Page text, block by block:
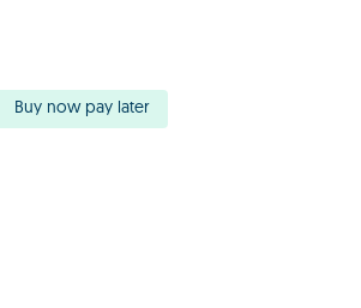
Buy now pay later